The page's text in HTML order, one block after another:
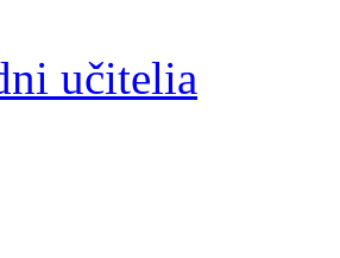
učitelia